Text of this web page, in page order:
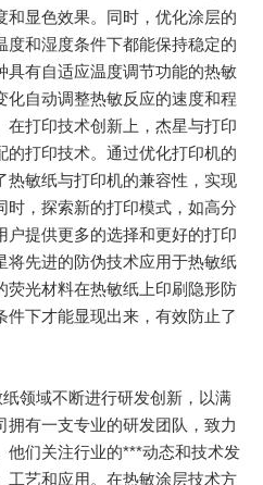
和显色效果。同时，优化涂层的
度和湿度条件下都能保持稳定的
具有自适应温度调节功能的热敏
化自动调整热敏反应的速度和程
在打印技术创新上，杰星与打印
的打印技术。通过优化打印机的
热敏纸与打印机的兼容性，实现
时，探索新的打印模式，如高分
户提供更多的选择和更好的打印
将先进的防伪技术应用于热敏纸
荧光材料在热敏纸上印刷隐形防
下才能显现出来，有效防止了
领域不断进行研发创新，以满
拥有一支专业的研发团队，致力
他们关注行业的***动态和技术发
工艺和应用。在热敏涂层技术方